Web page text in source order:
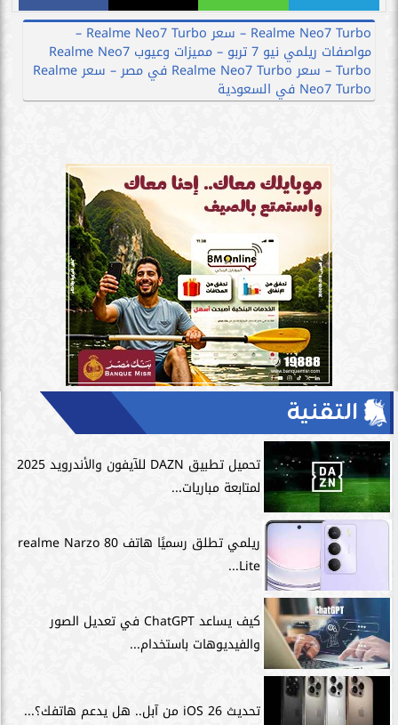
Realme Neo7 Turbo – سعر Realme Neo7 Turbo –
مواصفات ريلمي نيو 7 تربو – مميزات وعيوب Realme Neo7
Turbo – سعر Realme Neo7 Turbo في مصر – سعر Realme
Neo7 Turbo في السعودية
التقنية
تحميل تطبيق DAZN للآيفون والأندرويد 2025
لمتابعة مباريات...
ريلمي تطلق رسميًا هاتف realme Narzo 80
Lite...
كيف يساعد ChatGPT في تعديل الصور
والفيديوهات باستخدام...
تحديث iOS 26 من آبل.. هل يدعم هاتفك؟...